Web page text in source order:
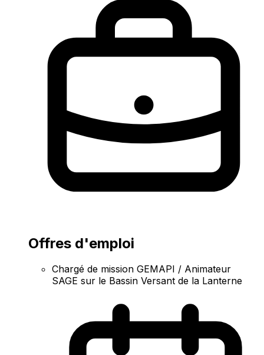
Offres d'emploi
Chargé de mission GEMAPI / Animateur
SAGE sur le Bassin Versant de la Lanterne